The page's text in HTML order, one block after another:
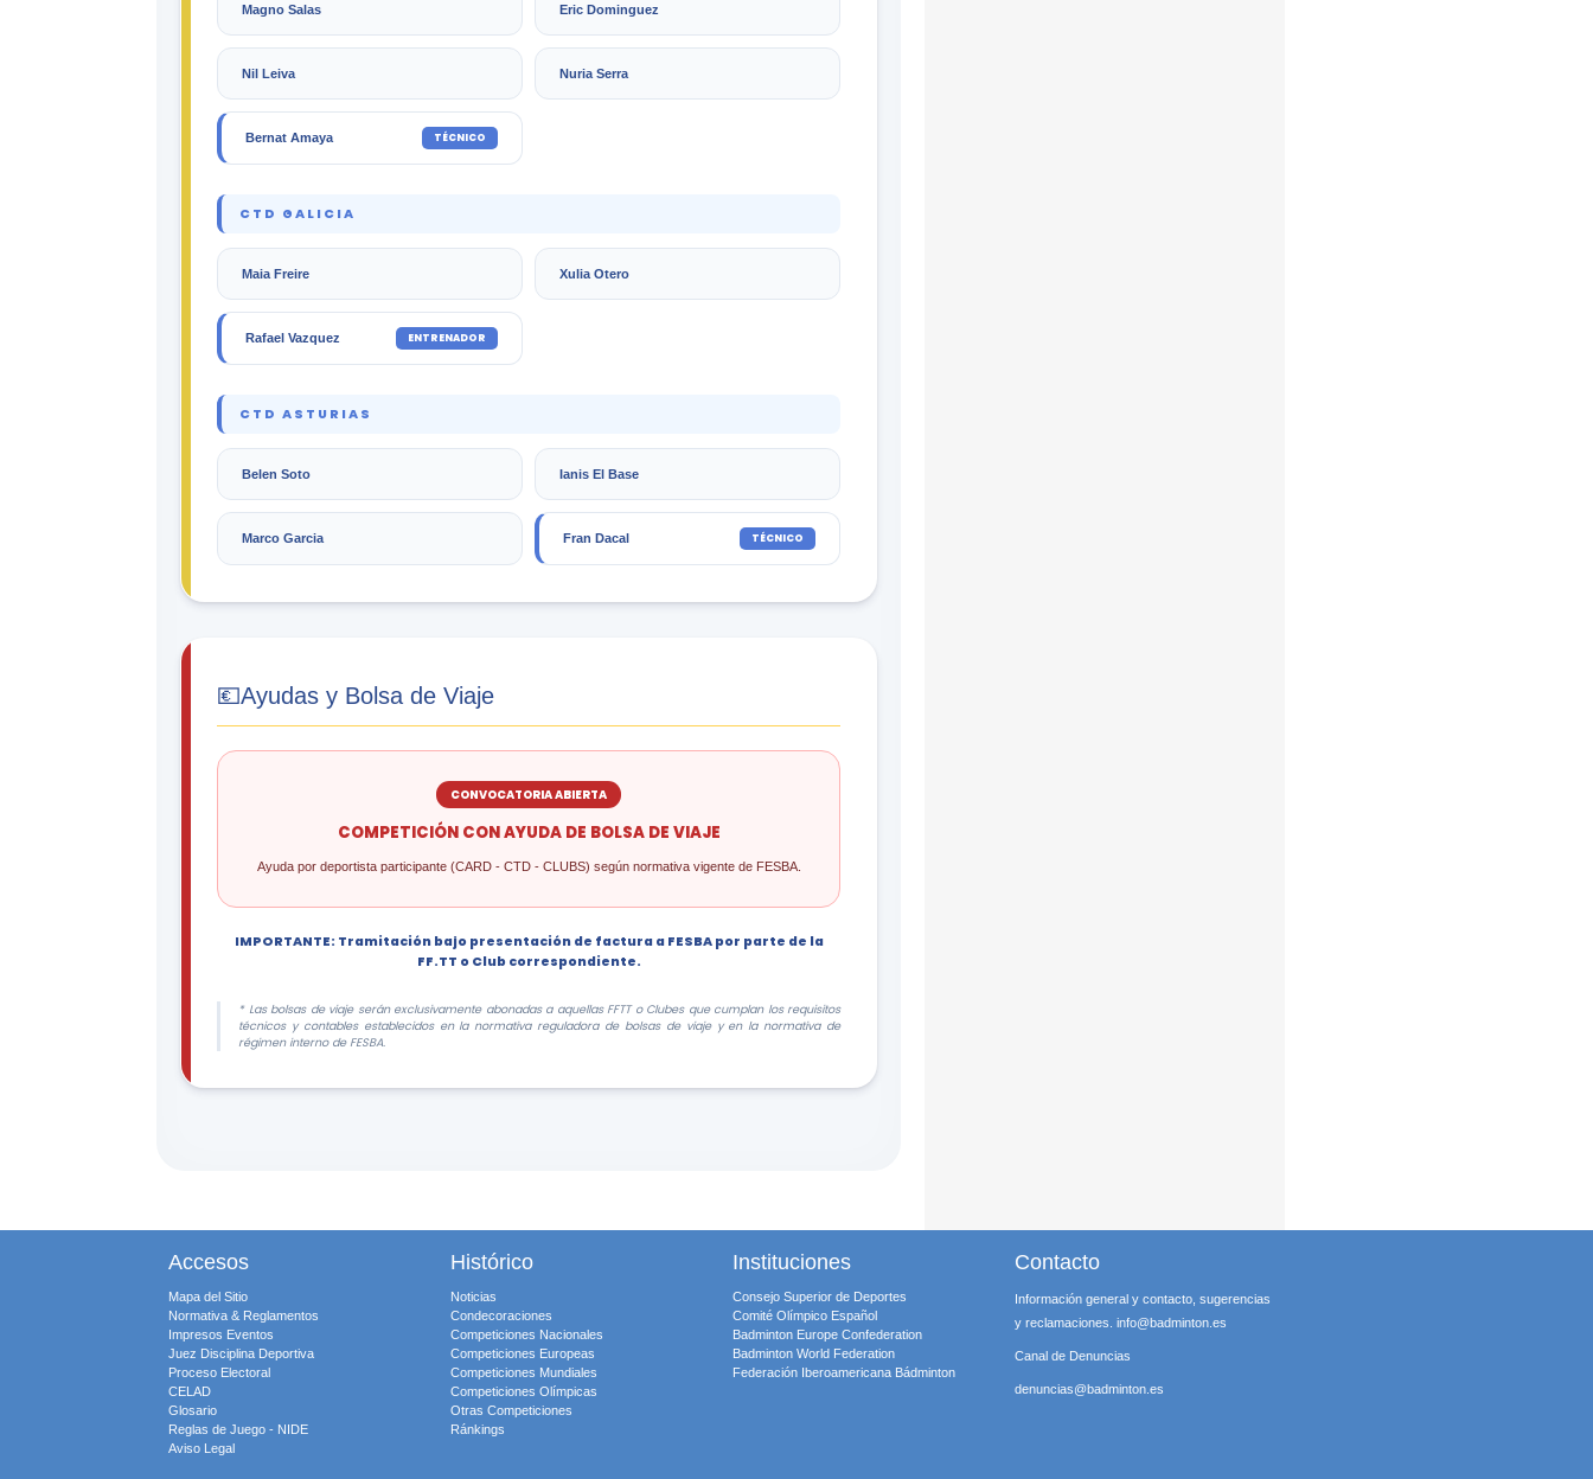
Magno Salas Eric Dominguez
Nil Leiva Nuria Serra
Bernat Amaya TÉCNICO
CTD GALICIA
Maia Freire Xulia Otero
Rafael Vazquez ENTRENADOR
CTD ASTURIAS
Belen Soto Ianis El Base
Marco Garcia Fran Dacal TÉCNICO
💶Ayudas y Bolsa de Viaje
CONVOCATORIA ABIERTA
COMPETICIÓN CON AYUDA DE BOLSA DE VIAJE
Ayuda por deportista participante (CARD - CTD - CLUBS) según normativa vigente de FESBA.
IMPORTANTE: Tramitación bajo presentación de factura a FESBA por parte de la
FF.TT o Club correspondiente.
* Las bolsas de viaje serán exclusivamente abonadas a aquellas FFTT o Clubes que cumplan los requisitos
técnicos y contables establecidos en la normativa reguladora de bolsas de viaje y en la normativa de
régimen interno de FESBA.
Accesos
Mapa del Sitio
Normativa & Reglamentos
Impresos Eventos
Juez Disciplina Deportiva
Proceso Electoral
CELAD
Glosario
Reglas de Juego - NIDE
Aviso Legal
Histórico
Noticias
Condecoraciones
Competiciones Nacionales
Competiciones Europeas
Competiciones Mundiales
Competiciones Olímpicas
Otras Competiciones
Ránkings
Instituciones
Consejo Superior de Deportes
Comité Olímpico Español
Badminton Europe Confederation
Badminton World Federation
Federación Iberoamericana Bádminton
Contacto
Información general y contacto, sugerencias
y reclamaciones. info@badminton.es
Canal de Denuncias
denuncias@badminton.es